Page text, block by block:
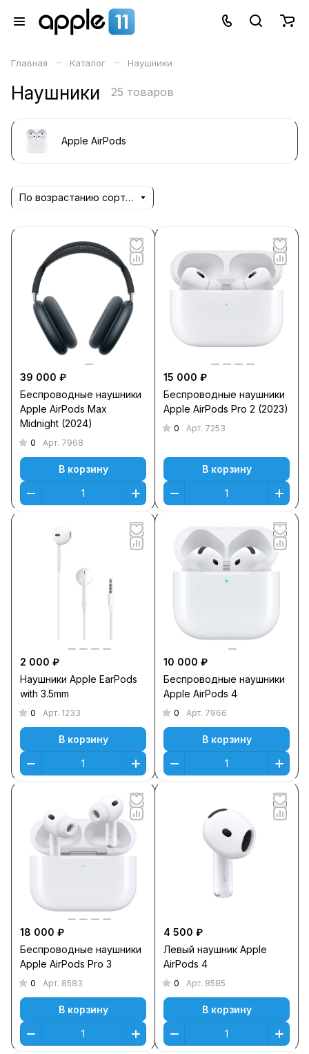
Главная – Каталог – Наушники
Наушники 25 товаров
Apple AirPods
По возрастанию сортировки
39 000 ₽
Беспроводные наушники
Apple AirPods Max
Midnight (2024)
0 Арт. 7968
В корзину
15 000 ₽
Беспроводные наушники
Apple AirPods Pro 2 (2023)
0 Арт. 7253
В корзину
2 000 ₽
Наушники Apple EarPods
with 3.5mm
0 Арт. 1233
В корзину
10 000 ₽
Беспроводные наушники
Apple AirPods 4
0 Арт. 7966
В корзину
18 000 ₽
Беспроводные наушники
Apple AirPods Pro 3
0 Арт. 8583
В корзину
4 500 ₽
Левый наушник Apple
AirPods 4
0 Арт. 8585
В корзину